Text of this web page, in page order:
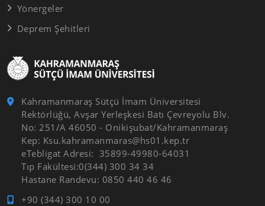
Kahramanmaraş Sütçü İmam Üniversitesi
Rektörlüğü, Avşar Yerleşkesi Batı Çevreyolu Blv.
No: 251/A 46050 - Onikişubat/Kahramanmaraş
Kep: Ksu.kahramanmaras@hs01.kep.tr
eTebligat Adresi: 35899-49980-64031
Tıp Fakültesi:0(344) 300 34 34
Hastane Randevu: 0850 440 46 46
+90 (344) 300 10 00
Yönergeler
Deprem Şehitleri